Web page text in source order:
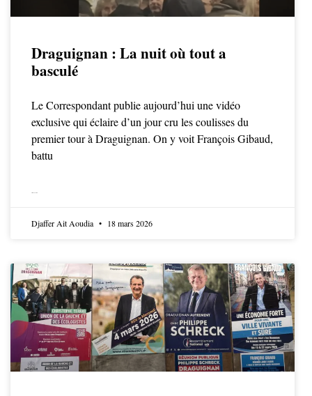
Draguignan : La nuit où tout a
basculé
Le Correspondant publie aujourd’hui une vidéo
exclusive qui éclaire d’un jour cru les coulisses du
premier tour à Draguignan. On y voit François Gibaud,
battu
Djaffer Ait Aoudia 18 mars 2026